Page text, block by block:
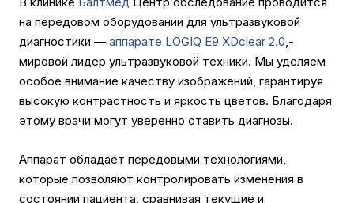
на передовом оборудовании для ультразвуковой
диагностики — аппарате LOGIQ E9 XDclear 2.0 ,-
мировой лидер ультразвуковой техники. Мы уделяем
особое внимание качеству изображений, гарантируя
высокую контрастность и яркость цветов. Благодаря
этому врачи могут уверенно ставить диагнозы.
Аппарат обладает передовыми технологиями,
которые позволяют контролировать изменения в
состоянии пациента, сравнивая текущие и